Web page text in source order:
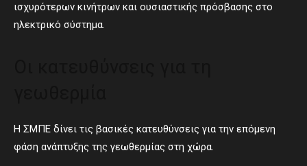
ισχυρότερων κινήτρων και ουσιαστικής πρόσβασης στο
ηλεκτρικό σύστημα.
Η ΣΜΠΕ δίνει τις βασικές κατευθύνσεις για την επόμενη
φάση ανάπτυξης της γεωθερμίας στη χώρα.